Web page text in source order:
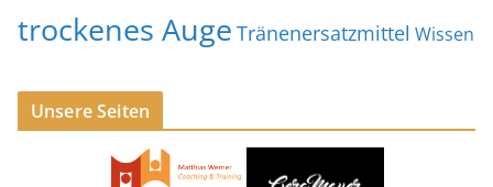
trockenes Auge Tränenersatzmittel Wissen
Unsere Seiten